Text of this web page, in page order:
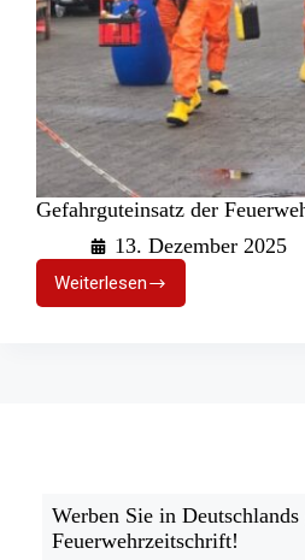
Gefahrguteinsatz der
13. Dezember 2025
WeiterlesenGefahrguteinsatz
der
Werben Sie in Deutschlands
Feuerwehrzeitschrift!